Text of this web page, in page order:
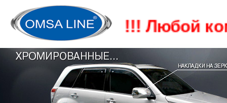
Акция!!! Любой